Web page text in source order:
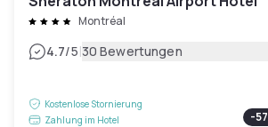
Montréal
4.7/5|30 Bewertungen
Kostenlose Stornierung
Zahlung im Hotel
-57